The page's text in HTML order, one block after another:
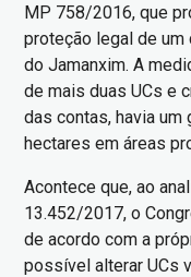
MP 758/2016, que
proteção legal de
do Jamanxim. A
de mais duas UCs e
das contas, havia
hectares em áreas
Acontece que, ao
13.452/2017, o
de acordo com a
possível alterar UCs